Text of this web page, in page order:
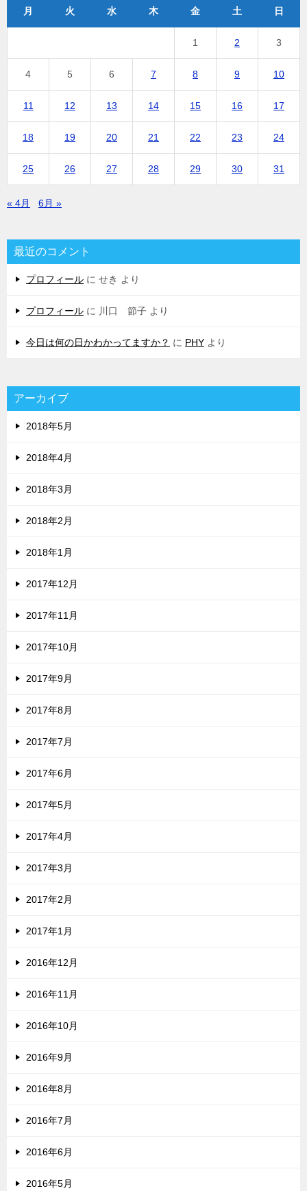
月 火 水 木 金 土 日
1 2 3
4 5 6 7 8 9 10
11 12 13 14 15 16 17
18 19 20 21 22 23 24
25 26 27 28 29 30 31
« 4月 6月 »
最近のコメント
プロフィール に せき より
プロフィール に 川口 節子 より
今日は何の日かわかってますか？ に PHY より
アーカイブ
2018年5月
2018年4月
2018年3月
2018年2月
2018年1月
2017年12月
2017年11月
2017年10月
2017年9月
2017年8月
2017年7月
2017年6月
2017年5月
2017年4月
2017年3月
2017年2月
2017年1月
2016年12月
2016年11月
2016年10月
2016年9月
2016年8月
2016年7月
2016年6月
2016年5月